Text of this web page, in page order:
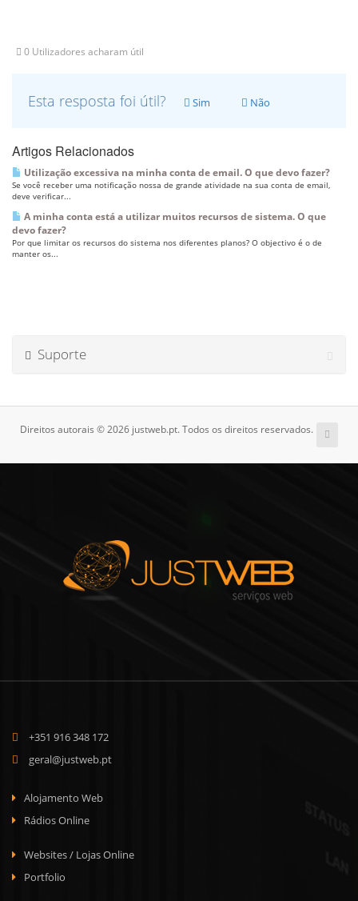
0 Utilizadores acharam útil
Esta resposta foi útil? Sim Não
Artigos Relacionados
Utilização excessiva na minha conta de email. O que devo fazer?
Se você receber uma notificação nossa de grande atividade na sua conta de email,
deve verificar...
A minha conta está a utilizar muitos recursos de sistema. O que
devo fazer?
Por que limitar os recursos do sistema nos diferentes planos? O objectivo é o de
manter os...
Suporte
Direitos autorais © 2026 justweb.pt. Todos os direitos reservados.
+351 916 348 172
geral@justweb.pt
Alojamento Web
Rádios Online
Websites / Lojas Online
Portfolio